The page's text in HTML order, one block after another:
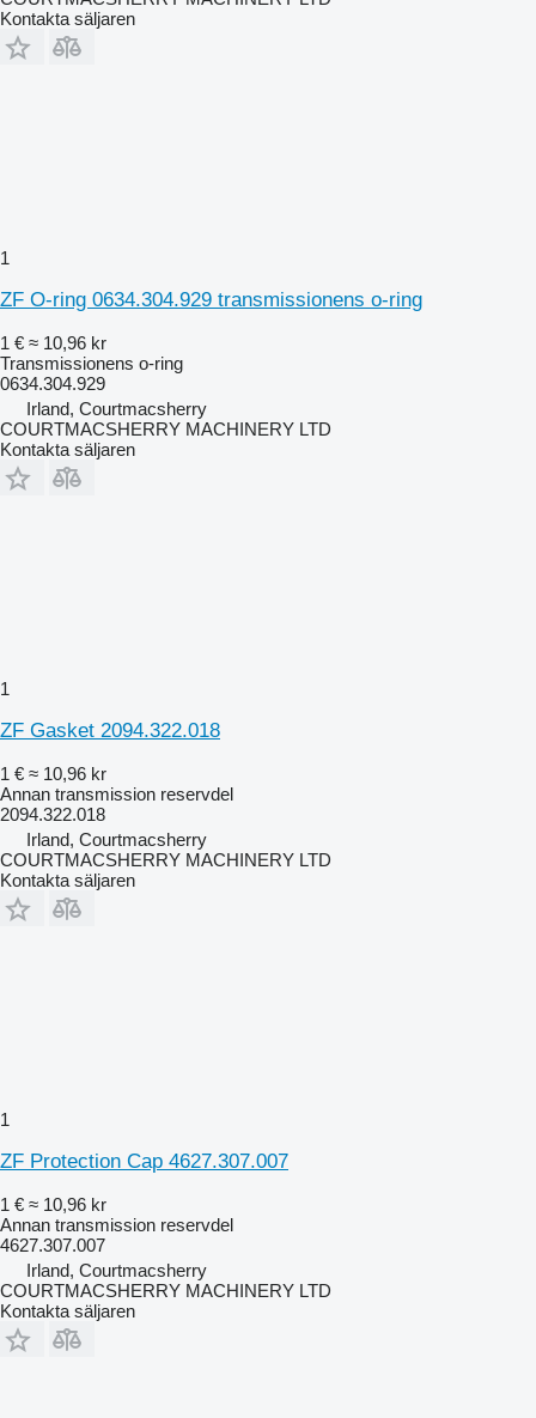
Kontakta säljaren
1
ZF O-ring 0634.304.929 transmissionens o-ring
1 € ≈ 10,96 kr
Transmissionens o-ring
0634.304.929
Irland, Courtmacsherry
COURTMACSHERRY MACHINERY LTD
Kontakta säljaren
1
ZF Gasket 2094.322.018
1 € ≈ 10,96 kr
Annan transmission reservdel
2094.322.018
Irland, Courtmacsherry
COURTMACSHERRY MACHINERY LTD
Kontakta säljaren
1
ZF Protection Cap 4627.307.007
1 € ≈ 10,96 kr
Annan transmission reservdel
4627.307.007
Irland, Courtmacsherry
COURTMACSHERRY MACHINERY LTD
Kontakta säljaren